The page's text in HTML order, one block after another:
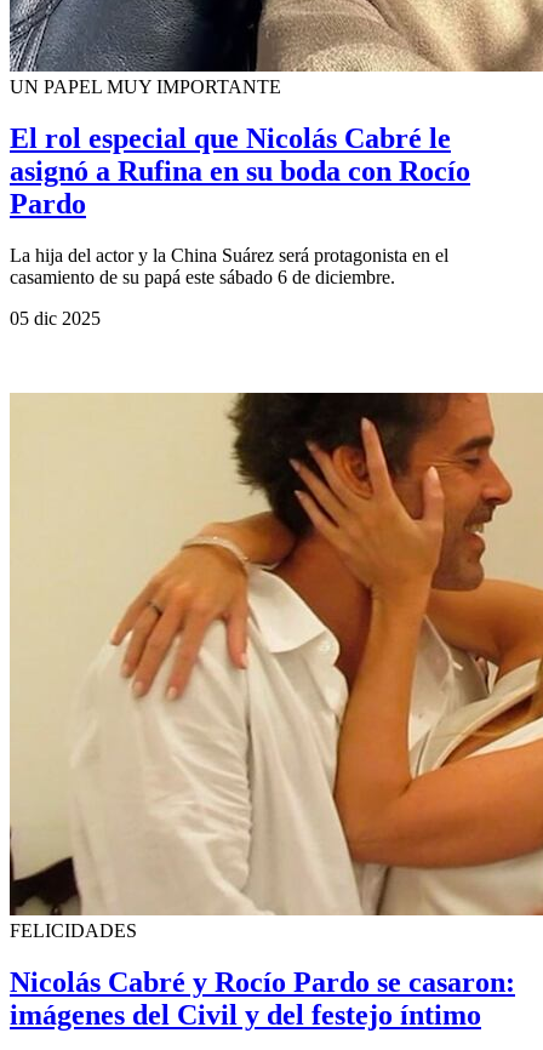
UN PAPEL MUY IMPORTANTE
El rol especial que Nicolás Cabré le
asignó a Rufina en su boda con Rocío
Pardo
La hija del actor y la China Suárez será protagonista en el
casamiento de su papá este sábado 6 de diciembre.
05 dic 2025
FELICIDADES
Nicolás Cabré y Rocío Pardo se casaron:
imágenes del Civil y del festejo íntimo